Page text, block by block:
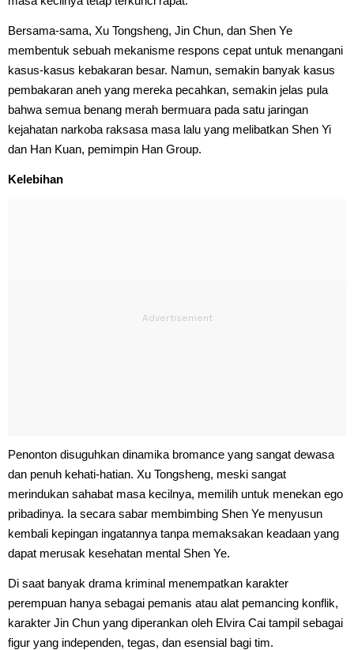
Bersama-sama, Xu Tongsheng, Jin Chun, dan Shen Ye
membentuk sebuah mekanisme respons cepat untuk menangani
kasus-kasus kebakaran besar. Namun, semakin banyak kasus
pembakaran aneh yang mereka pecahkan, semakin jelas pula
bahwa semua benang merah bermuara pada satu jaringan
kejahatan narkoba raksasa masa lalu yang melibatkan Shen Yi
dan Han Kuan, pemimpin Han Group.
Kelebihan
Penonton disuguhkan dinamika bromance yang sangat dewasa
dan penuh kehati-hatian. Xu Tongsheng, meski sangat
merindukan sahabat masa kecilnya, memilih untuk menekan ego
pribadinya. Ia secara sabar membimbing Shen Ye menyusun
kembali kepingan ingatannya tanpa memaksakan keadaan yang
dapat merusak kesehatan mental Shen Ye.
Di saat banyak drama kriminal menempatkan karakter
perempuan hanya sebagai pemanis atau alat pemancing konflik,
karakter Jin Chun yang diperankan oleh Elvira Cai tampil sebagai
figur yang independen, tegas, dan esensial bagi tim.